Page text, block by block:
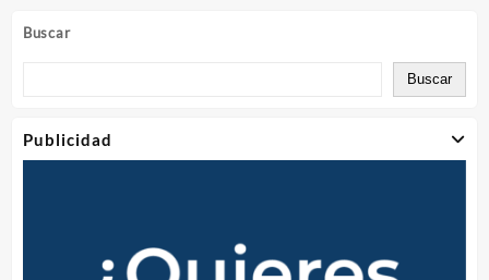
Buscar
Buscar
Publicidad